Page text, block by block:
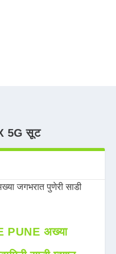
5G सूट
PUNE अख्या